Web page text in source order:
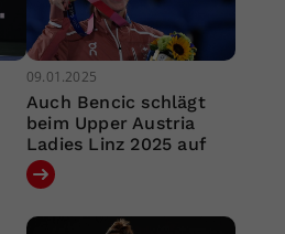
09.01.2025
Auch Bencic schlägt
beim Upper Austria
Ladies Linz 2025 auf